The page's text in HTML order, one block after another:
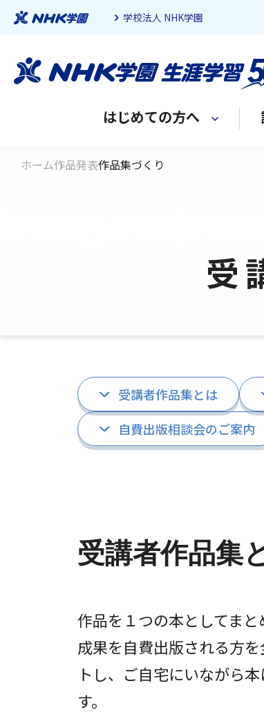
学校法人 NHK学園
はじめての方へ
ホーム作品発表作品集づくり
受
受講者作品集とは
自費出版相談会のご案内
受講者作品集
作品を１つの本としてま
成果を自費出版される方
トし、ご自宅にいながら
す。